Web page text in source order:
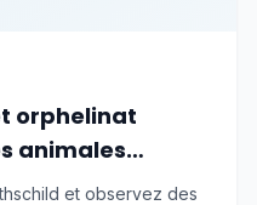
orphelinat
animales
et observez des